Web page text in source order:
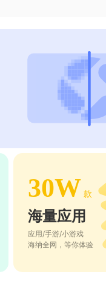
30W 款
海量应用
应用/手游/小游戏
海纳全网，等你体验